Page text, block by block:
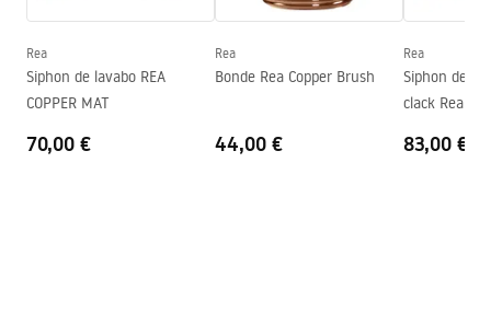
115mm
Forme
Trou de robinet
Non
Rea
Siphon de lavabo REA
COPPER MAT
70,00 €
Rea
Bonde Rea Copper Brush
44,00 €
Rea
Siphon de
clack Rea
83,00 €